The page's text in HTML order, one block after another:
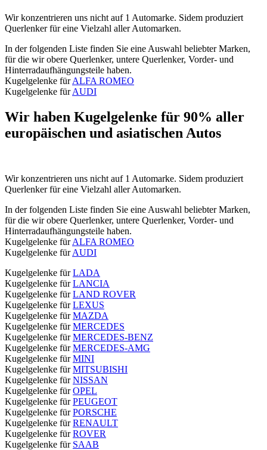
Wir konzentrieren uns nicht auf 1 Automarke. Sidem produziert
Querlenker für eine Vielzahl aller Automarken.
In der folgenden Liste finden Sie eine Auswahl beliebter Marken,
für die wir obere Querlenker, untere Querlenker, Vorder- und
Hinterradaufhängungsteile haben.
Kugelgelenke fürALFA ROMEO
Kugelgelenke fürAUDI
Wir haben Kugelgelenke für 90% aller
europäischen und asiatischen Autos
Wir konzentrieren uns nicht auf 1 Automarke. Sidem produziert
Querlenker für eine Vielzahl aller Automarken.
In der folgenden Liste finden Sie eine Auswahl beliebter Marken,
für die wir obere Querlenker, untere Querlenker, Vorder- und
Hinterradaufhängungsteile haben.
Kugelgelenke fürALFA ROMEO
Kugelgelenke fürAUDI
Kugelgelenke fürLADA
Kugelgelenke fürLANCIA
Kugelgelenke fürLAND ROVER
Kugelgelenke fürLEXUS
Kugelgelenke fürMAZDA
Kugelgelenke fürMERCEDES
Kugelgelenke fürMERCEDES-BENZ
Kugelgelenke fürMERCEDES-AMG
Kugelgelenke fürMINI
Kugelgelenke fürMITSUBISHI
Kugelgelenke fürNISSAN
Kugelgelenke fürOPEL
Kugelgelenke fürPEUGEOT
Kugelgelenke fürPORSCHE
Kugelgelenke fürRENAULT
Kugelgelenke fürROVER
Kugelgelenke für SAAB